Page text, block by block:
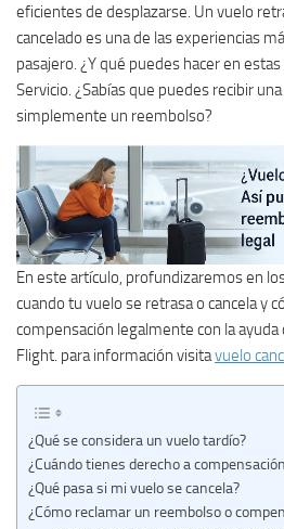
eficientes de desplazarse. Un vuelo
cancelado es una de las experiencias
pasajero. ¿Y qué puedes hacer en
Servicio. ¿Sabías que puedes recibir
simplemente un reembolso?
En este artículo, profundizaremos en
cuando tu vuelo se retrasa o cancela y
compensación legalmente con la
Flight. para información visitavuelo
¿Qué se considera un vuelo tardío?
¿Cuándo tienes derecho a
¿Qué pasa si mi vuelo se cancela?
¿Cómo reclamar un reembolso o